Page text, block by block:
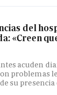
del
«Creen
acuden
problemas
su presencia